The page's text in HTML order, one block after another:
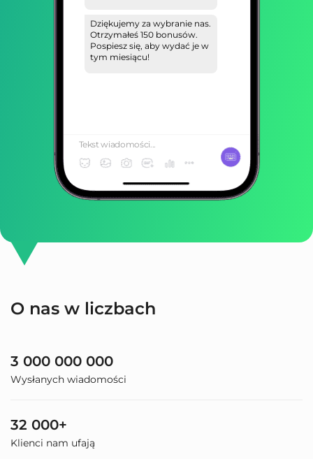
Dziękujemy za wybranie nas.
Otrzymałeś 150 bonusów.
Pospiesz się, aby wydać je w
tym miesiącu!
Tekst wiadomości...
O nas w liczbach
3 000 000 000
Wysłanych wiadomości
32 000+
Klienci nam ufają